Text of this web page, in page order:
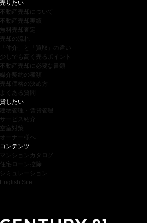
売りたい
不動産売却について
不動産売却実績
無料売却査定
売却の流れ
「仲介」と「買取」の違い
少しでも高く売るポイント
不動産売却に必要な書類
媒介契約の種類
売却価格の決め方
よくある質問
貸したい
建物管理・賃貸管理
サービス紹介
空室対策
オーナー様へ
コンテンツ
マンションカタログ
住宅ローン控除
シミュレーション
English Site